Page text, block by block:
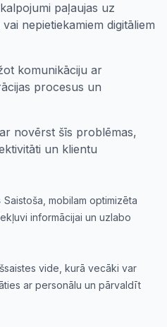
paļaujas uz
nepietiekamiem digitāliem
komunikāciju ar
procesus un
novērst šīs problēmas,
un klientu
Saistoša, mobilam optimizēta
informācijai un uzlabo
vide, kurā vecāki var
ar personālu un pārvaldīt